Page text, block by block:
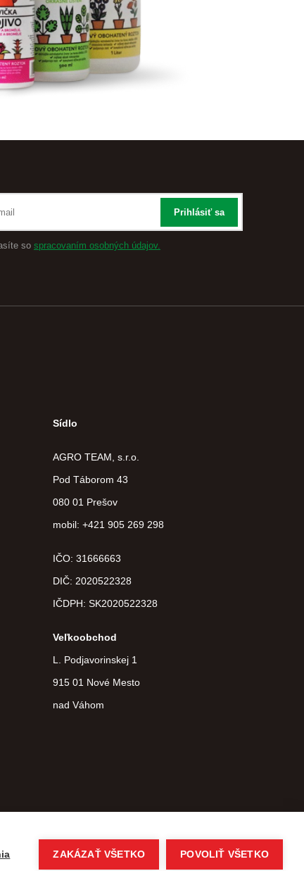
Prihlásiť sa
so spracovaním osobných údajov.
Sídlo
AGRO TEAM, s.r.o.
Pod Táborom 43
080 01 Prešov
mobil: +421 905 269 298
IČO: 31666663
DIČ: 2020522328
IČDPH: SK2020522328
Veľkoobchod
L. Podjavorinskej 1
915 01 Nové Mesto
nad Váhom
ZAKÁZAŤ VŠETKO POVOLIŤ VŠETKO